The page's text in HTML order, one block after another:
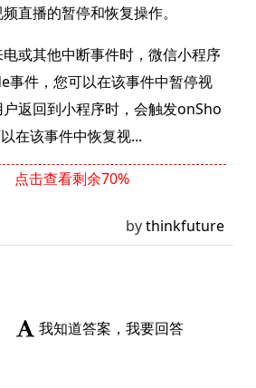
直播的暂停和恢复操作。
或其他中断事件时，微信小程序
事件，您可以在该事件中暂停视
返回到小程序时，会触发onSho
在该事件中恢复视...
点击查看剩余70%
bythinkfuture
我知道答案，我要回答